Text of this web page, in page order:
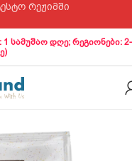
რეჟიმში
სამუშაო დღე; რეგიონები: 2-